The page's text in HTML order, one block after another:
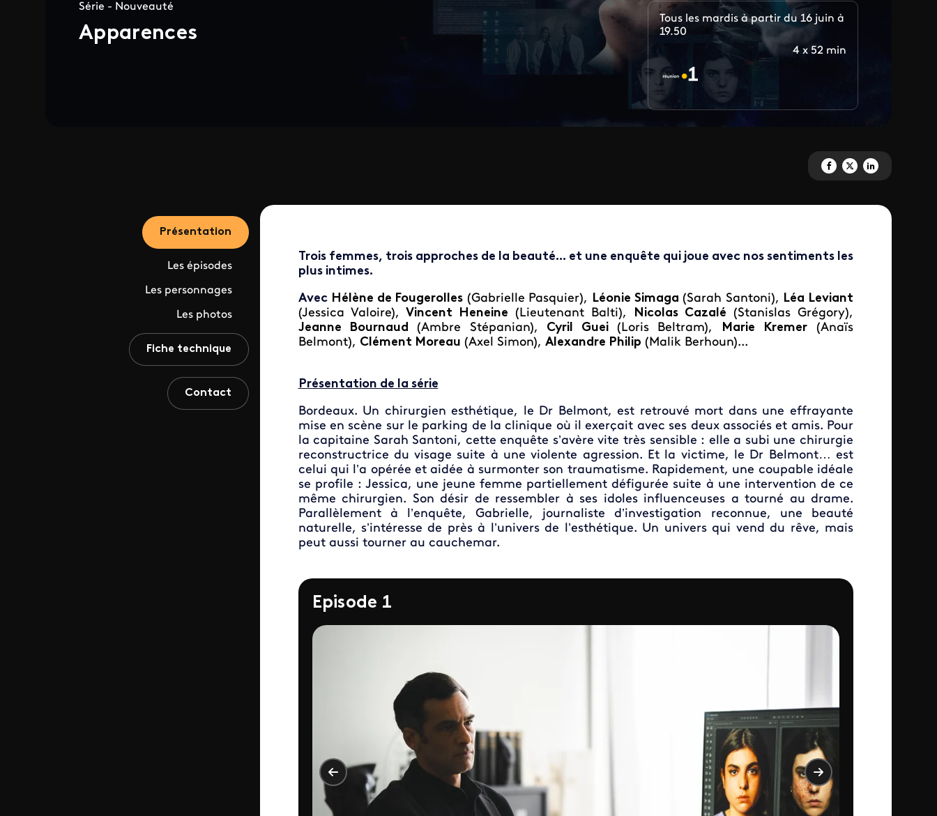
Série - Nouveauté
Apparences
Tous les mardis à partir du 16 juin à
19.50
4 x 52 min
Partagez 'Apparences' sur
Partagez 'Apparences'
Partagez
Présentation
Les épisodes
Les personnages
Les photos
Fiche technique
Contact
Trois femmes, trois approches de la beauté... et une enquête qui joue avec nos sentiments les
plus intimes.
Avec Hélène de Fougerolles (Gabrielle Pasquier), Léonie Simaga (Sarah Santoni), Léa Leviant
(Jessica Valoire), Vincent Heneine (Lieutenant Balti), Nicolas Cazalé (Stanislas Grégory),
Jeanne Bournaud(Ambre Stépanian), Cyril Guei (Loris Beltram), Marie Kremer (Anaïs
Belmont), Clément Moreau (Axel Simon), Alexandre Philip (Malik Berhoun)...
Présentation de la série
Bordeaux. Un chirurgien esthétique, le Dr Belmont, est retrouvé mort dans une effrayante
mise en scène sur le parking de la clinique où il exerçait avec ses deux associés et amis. Pour
la capitaine Sarah Santoni, cette enquête s’avère vite très sensible : elle a subi une chirurgie
reconstructrice du visage suite à une violente agression. Et la victime, le Dr Belmont… est
celui qui l’a opérée et aidée à surmonter son traumatisme. Rapidement, une coupable idéale
se profile : Jessica, une jeune femme partiellement défigurée suite à une intervention de ce
même chirurgien. Son désir de ressembler à ses idoles influenceuses a tourné au drame.
Parallèlement à l’enquête, Gabrielle, journaliste d’investigation reconnue, une beauté
naturelle, s’intéresse de près à l’univers de l’esthétique. Un univers qui vend du rêve, mais
peut aussi tourner au cauchemar.
Episode 1